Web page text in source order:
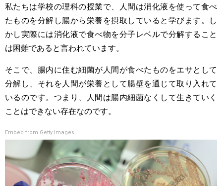
私たちは学校の理科の授業で、人間は消化液を使って食べ
たものを分解し腸から栄養を摂取していると学びます。し
かし実際には消化液で食べ物を分子レベルで分解すること
は困難であると言われています。
そこで、腸内に住む細菌が人間が食べたものをエサとして
分解し、それを人間が栄養として腸壁を通じて取り入れて
いるのです。つまり、人間は腸内細菌なくして生きていく
ことはできない存在なのです。
Embed from Getty Images